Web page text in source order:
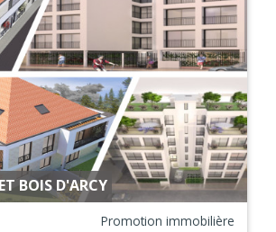
BOIS D'ARCY
Promotion immobilière